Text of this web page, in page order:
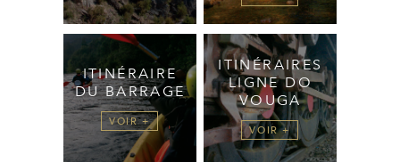
ITINÉRAIRE
DU BARRAGE
VOIR +
ITINÉRAIRES
LIGNE DO
VOUGA
VOIR +